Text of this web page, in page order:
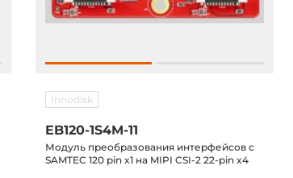
Innodisk
EB120-1S4M-11
Модуль преобразования интерфейсов с
SAMTEC 120 pin x1 на MIPI CSI-2 22-pin x4